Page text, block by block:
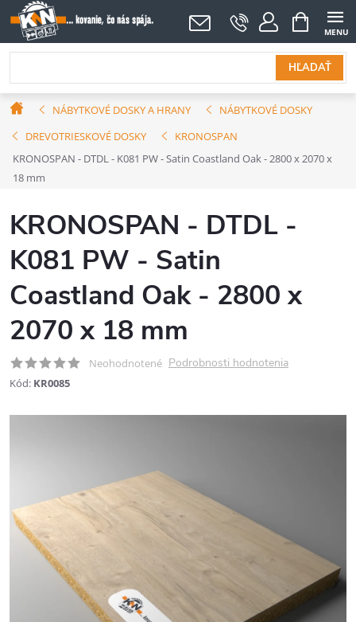
Prejsť
na
obsah
HĽADAŤ
NÁKUPNÝ
KOŠÍK
DomovNÁBYTKOVÉ DOSKY A HRANY
NÁBYTKOVÉ DOSKY
DREVOTRIESKOVÉ DOSKY
KRONOSPAN
KRONOSPAN - DTDL - K081 PW - Satin Coastland Oak - 2800 x 2070 x
18 mm
KRONOSPAN - DTDL -
K081 PW - Satin
Coastland Oak - 2800 x
2070 x 18 mm
Neohodnotené Podrobnosti hodnotenia
Kód: KR0085